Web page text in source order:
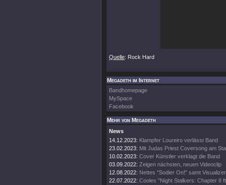
Quelle: Rock Hard
Megadeth im Internet
Bandhomepage
MySpace
Facebook
Mehr von Megadeth
News
14.12.2023: Klampfer Loureiro verlässt Band
23.02.2023: Mit Judas Priest Coversong am
10.02.2023: Cover Künstler verklagt die Band
03.09.2022: Zeigen nächsten, neuen Videoclip
12.08.2022: Nettes "Sodier On!" samt Visualizer
22.07.2022: Cooles "Night Stalkers: Chapter II